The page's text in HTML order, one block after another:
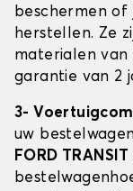
beschermen of
herstellen. Ze
materialen van
garantie van 2
3-
uw
FORD TRANSIT